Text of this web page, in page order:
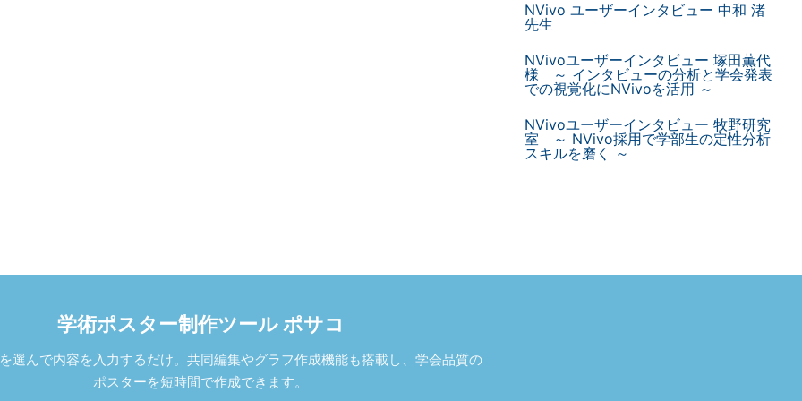
NVivo ユーザーインタビュー 中和 渚
先生
NVivoユーザーインタビュー 塚田薫代
様 ～ インタビューの分析と学会発表
での視覚化にNVivoを活用 ～
NVivoユーザーインタビュー 牧野研究
室 ～ NVivo採用で学部生の定性分析
スキルを磨く ～
学術ポスター制作ツール ポサコ
選んで内容を入力するだけ。共同編集やグラフ作成機能も搭載し、学会品質の
ポスターを短時間で作成できます。